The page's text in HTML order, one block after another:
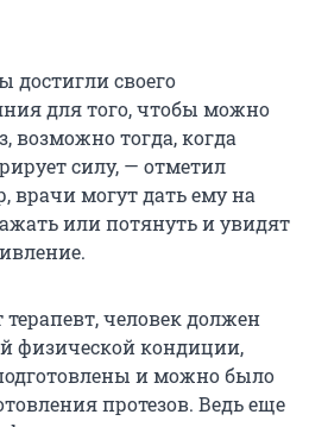
своего
для того, чтобы можно
возможно тогда, когда
силу, — отметил
врачи могут дать ему на
или потянуть и увидят
человек должен
физической кондиции,
и можно было
протезов. Ведь еще